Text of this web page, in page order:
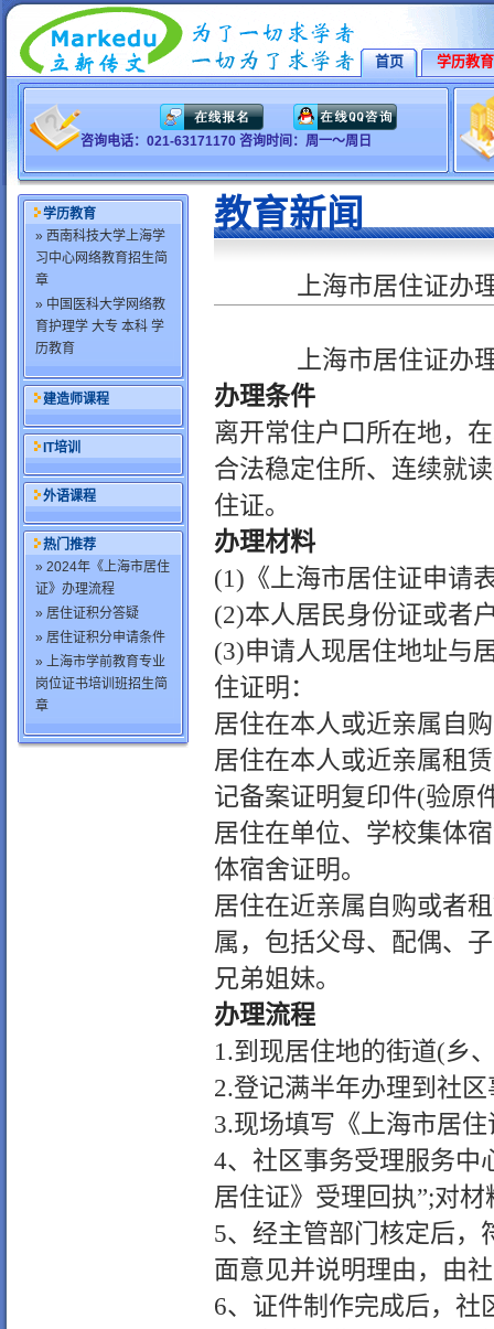
首页 学历教育
咨询电话：021-63171170 咨询时间：周一～周日
学历教育
» 西南科技大学上海学
习中心网络教育招生简
章
» 中国医科大学网络教
育护理学 大专 本科 学
历教育
建造师课程
IT培训
外语课程
热门推荐
» 2024年《上海市居住
证》办理流程
» 居住证积分答疑
» 居住证积分申请条件
» 上海市学前教育专业
岗位证书培训班招生简
章
教育新闻
上海市居住证办
上海市居住证办
办理条件
离开常住户口所在地，
合法稳定住所、连续就
住证。
办理材料
(1) 《上海市居住证申请
(2)本人居民身份证或者
(3)申请人现居住地址与
住证明：
居住在本人或近亲属自
居住在本人或近亲属租
记备案证明复印件(验原
居住在单位、学校集体
体宿舍证明。
居住在近亲属自购或者
属，包括父母、配偶、
兄弟姐妹。
办理流程
1.到现居住地的街道(乡
2.登记满半年办理到社
3.现场填写《上海市居
4、社区事务受理服务中
居住证》受理回执”;对材
5、经主管部门核定后，
面意见并说明理由，由
6、证件制作完成后，社